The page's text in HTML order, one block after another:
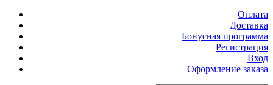
Оплата
Доставка
Бонусная программа
Регистрация
Вход
Оформление заказа